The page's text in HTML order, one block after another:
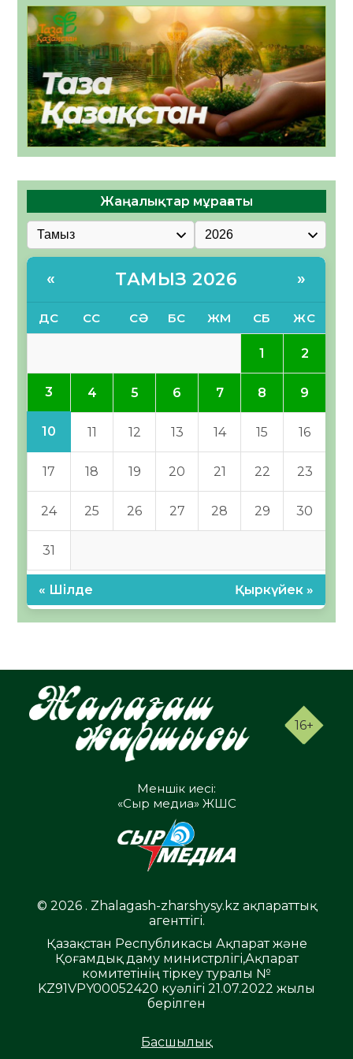
Жаңалықтар мұрағаты
« ТАМЫЗ 2026 »
ДС СС СӘ БС ЖМ СБ ЖС
1 2
3 4 5 6 7 8 9
10 11 12 13 14 15 16
17 18 19 20 21 22 23
24 25 26 27 28 29 30
31
« Шілде Қыркүйек »
16+
Меншік иесі:
«Сыр медиа» ЖШС
© 2026 . Zhalagash-zharshysy.kz ақпараттық
агенттігі.
Қазақстан Республикасы Ақпарат және
Қоғамдық даму министрлігі,Ақпарат
комитетінің тіркеу туралы №
KZ91VPY00052420 куәлігі 21.07.2022 жылы
берілген
Басшылық